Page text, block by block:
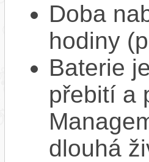
Doba
hodiny
Baterie
přebití a
dlouhá